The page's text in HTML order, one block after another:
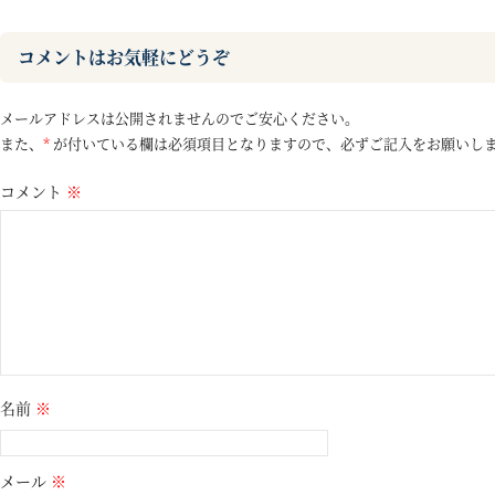
コメントはお気軽にどうぞ
メールアドレスは公開されませんのでご安心ください。
また、 * が付いている欄は必須項目となりますので、必ずご記入をお願いし
コメント ※
名前 ※
メール ※